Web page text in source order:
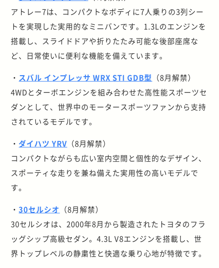
アトレー7は、コンパクトなボディに7人乗りの3列シー
トを実現した実用的なミニバンです。1.3Lのエンジンを
搭載し、スライドドアや折りたたみ可能な後部座席な
ど、日常使いに便利な機能を備えています。
・ スバル インプレッサ WRX STI GDB型 （8月解禁）
4WDとターボエンジンを組み合わせた高性能スポーツセ
ダンとして、世界中のモータースポーツファンから支持
されているモデルです。
・ダイハツ YRV （8月解禁）
コンパクトながらも広い室内空間と個性的なデザイン、
スポーティな走りを兼ね備えた実用性の高いモデルで
す。
・30セルシオ （8月解禁）
30セルシオは、2000年8月から製造されたトヨタのフラ
ッグシップ高級セダン。4.3L V8エンジンを搭載し、世
界トップレベルの静粛性と快適な乗り心地が特徴です。